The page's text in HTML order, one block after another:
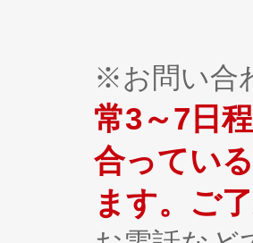
※お問い合
常3～7日
合ってい
ます。ご